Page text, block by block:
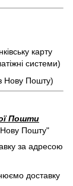
карту
системи)
Нову Пошту)
Пошти
Пошту"
за адресою
доставку